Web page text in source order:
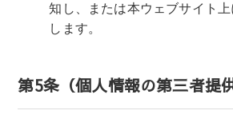
知し、または本ウェブサイト
します。
第5条（個人情報の第三者提供